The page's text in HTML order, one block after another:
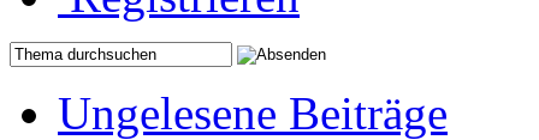
Ungelesene Beiträge